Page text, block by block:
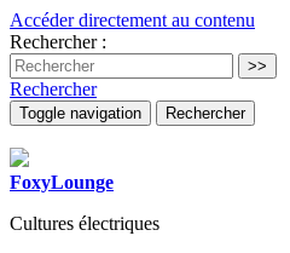
Accéder directement au contenu
Rechercher :
Rechercher
Toggle navigation Rechercher
FoxyLounge
Cultures électriques